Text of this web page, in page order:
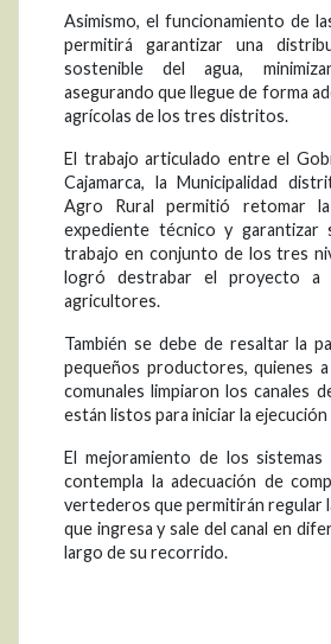
Asimismo, el funcionamiento de
permitirá garantizar una
sostenible del agua,
asegurando que llegue de forma
agrícolas de los tres distritos.
El trabajo articulado entre el
Cajamarca, la Municipalidad
Agro Rural permitió retomar
expediente técnico y garantizar
trabajo en conjunto de los tres
logró destrabar el proyecto a
agricultores.
También se debe de resaltar la
pequeños productores, quienes
comunales limpiaron los canales
están listos para iniciar la ejecución
El mejoramiento de los
contempla la adecuación de
vertederos que permitirán regular
que ingresa y sale del canal en
largo de su recorrido.